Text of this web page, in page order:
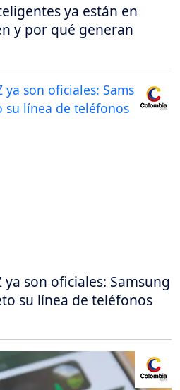
ya están en
y por qué generan
ya son oficiales: Samsung
su línea de teléfonos